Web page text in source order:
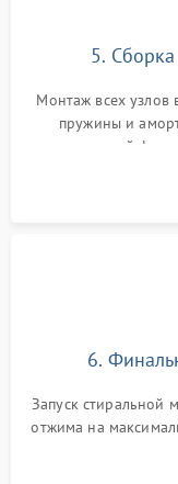
5.
Монтаж всех узлов
пружины и
надежной
герметиком для
6.
Запуск стиральной
отжима на
корректности